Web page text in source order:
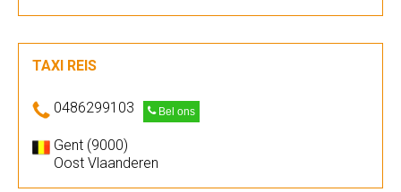
TAXI REIS
0486299103 Bel ons
Gent (9000)
Oost Vlaanderen